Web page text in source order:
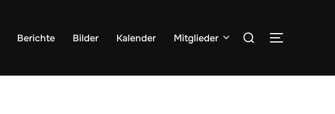
Berichte Bilder Kalender Mitglieder
Suchen